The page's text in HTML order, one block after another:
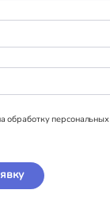
обработку персональных